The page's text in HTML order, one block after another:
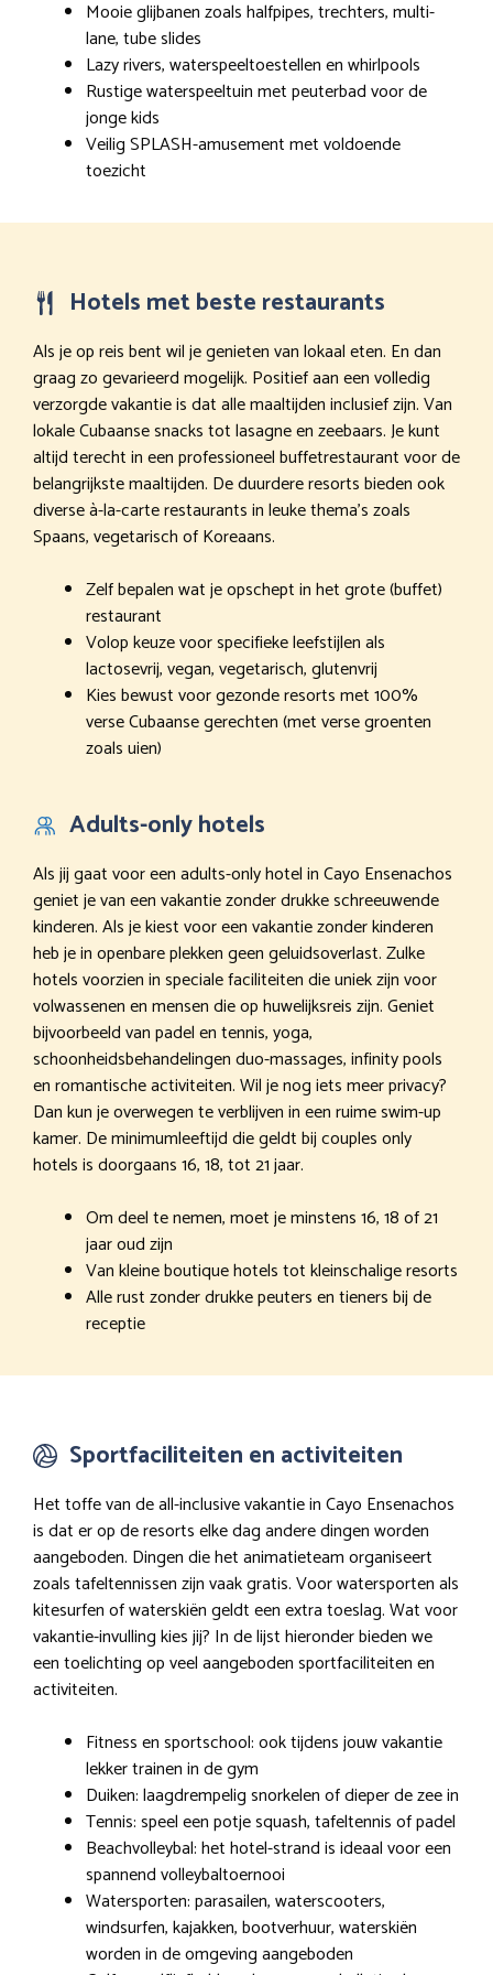
Mooie glijbanen zoals halfpipes, trechters, multi-
lane, tube slides
Lazy rivers, waterspeeltoestellen en whirlpools
Rustige waterspeeltuin met peuterbad voor de
jonge kids
Veilig SPLASH-amusement met voldoende
toezicht
Hotels met beste restaurants
Als je op reis bent wil je genieten van lokaal eten. En dan
graag zo gevarieerd mogelijk. Positief aan een volledig
verzorgde vakantie is dat alle maaltijden inclusief zijn. Van
lokale Cubaanse snacks tot lasagne en zeebaars. Je kunt
altijd terecht in een professioneel buffetrestaurant voor de
belangrijkste maaltijden. De duurdere resorts bieden ook
diverse à-la-carte restaurants in leuke thema’s zoals
Spaans, vegetarisch of Koreaans.
Zelf bepalen wat je opschept in het grote (buffet)
restaurant
Volop keuze voor specifieke leefstijlen als
lactosevrij, vegan, vegetarisch, glutenvrij
Kies bewust voor gezonde resorts met 100%
verse Cubaanse gerechten (met verse groenten
zoals uien)
Adults-only hotels
Als jij gaat voor een adults-only hotel in Cayo Ensenachos
geniet je van een vakantie zonder drukke schreeuwende
kinderen. Als je kiest voor een vakantie zonder kinderen
heb je in openbare plekken geen geluidsoverlast. Zulke
hotels voorzien in speciale faciliteiten die uniek zijn voor
volwassenen en mensen die op huwelijksreis zijn. Geniet
bijvoorbeeld van padel en tennis, yoga,
schoonheidsbehandelingen duo-massages, infinity pools
en romantische activiteiten. Wil je nog iets meer privacy?
Dan kun je overwegen te verblijven in een ruime swim-up
kamer. De minimumleeftijd die geldt bij couples only
hotels is doorgaans 16, 18, tot 21 jaar.
Om deel te nemen, moet je minstens 16, 18 of 21
jaar oud zijn
Van kleine boutique hotels tot kleinschalige resorts
Alle rust zonder drukke peuters en tieners bij de
receptie
Sportfaciliteiten en activiteiten
Het toffe van de all-inclusive vakantie in Cayo Ensenachos
is dat er op de resorts elke dag andere dingen worden
aangeboden. Dingen die het animatieteam organiseert
zoals tafeltennissen zijn vaak gratis. Voor watersporten als
kitesurfen of waterskiën geldt een extra toeslag. Wat voor
vakantie-invulling kies jij? In de lijst hieronder bieden we
een toelichting op veel aangeboden sportfaciliteiten en
activiteiten.
Fitness en sportschool: ook tijdens jouw vakantie
lekker trainen in de gym
Duiken: laagdrempelig snorkelen of dieper de zee in
Tennis: speel een potje squash, tafeltennis of padel
Beachvolleybal: het hotel-strand is ideaal voor een
spannend volleybaltoernooi
Watersporten: parasailen, waterscooters,
windsurfen, kajakken, bootverhuur, waterskiën
worden in de omgeving aangeboden